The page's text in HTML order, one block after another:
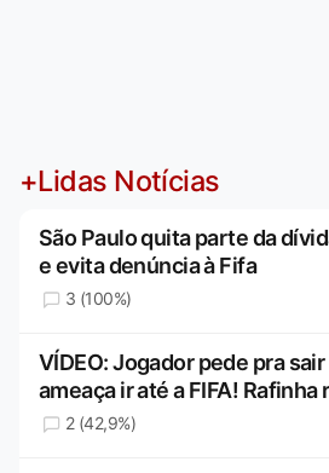
+Lidas Notícias
São Paulo quita parte da
e evita denúncia à Fifa
3 (100%)
VÍDEO: Jogador pede pra
ameaça ir até a FIFA!
2 (42,9%)